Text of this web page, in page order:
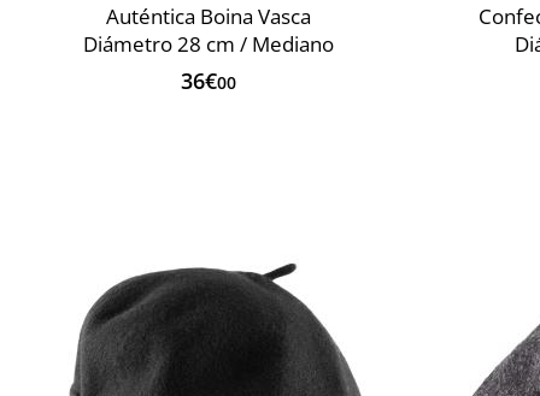
Auténtica Boina Vasca
Diámetro 28 cm / Mediano
36€00